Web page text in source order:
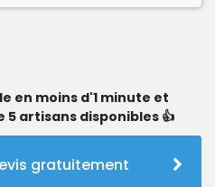
en moins d'1 minute et
5 artisans disponibles 👍
gratuitement